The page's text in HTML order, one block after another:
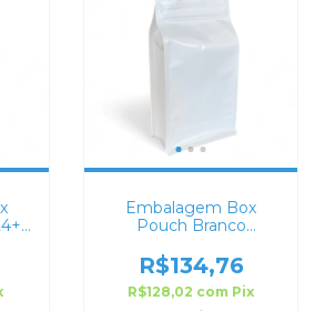
Embalagem Box
Pouch Branco
Lock
R$134,76
R$128,02 com Pix